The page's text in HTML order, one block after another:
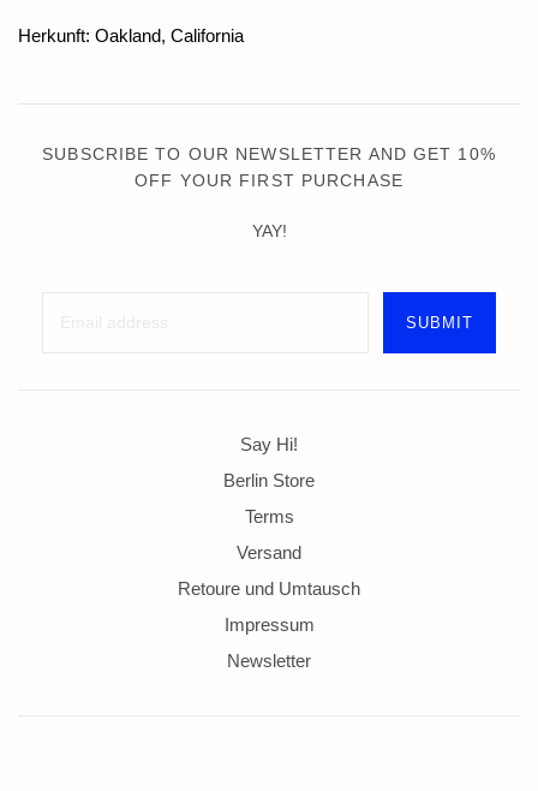
Herkunft: Oakland, California
SUBSCRIBE TO OUR NEWSLETTER AND GET 10%
OFF YOUR FIRST PURCHASE
YAY!
Say Hi!
Berlin Store
Terms
Versand
Retoure und Umtausch
Impressum
Newsletter